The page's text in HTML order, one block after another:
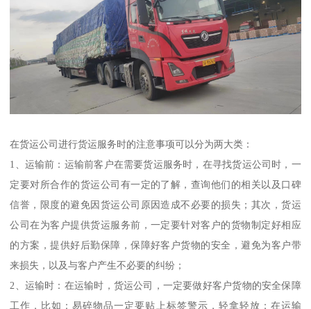
在货运公司进行货运服务时的注意事项可以分为两大类：
1、运输前：运输前客户在需要货运服务时，在寻找货运公司时，一
定要对所合作的货运公司有一定的了解，查询他们的相关以及口碑
信誉，限度的避免因货运公司原因造成不必要的损失；其次，货运
公司在为客户提供货运服务前，一定要针对客户的货物制定好相应
的方案，提供好后勤保障，保障好客户货物的安全，避免为客户带
来损失，以及与客户产生不必要的纠纷；
2、运输时：在运输时，货运公司，一定要做好客户货物的安全保障
工作，比如：易碎物品一定要贴上标签警示，轻拿轻放；在运输